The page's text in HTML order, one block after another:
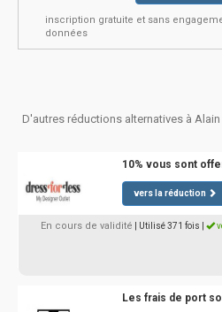
inscription gratuite et sans
données
D'autres réductions alternatives à
10% vous sont
vers la réduction
En cours de validité | Utilisé 371 fois
Les frais de port